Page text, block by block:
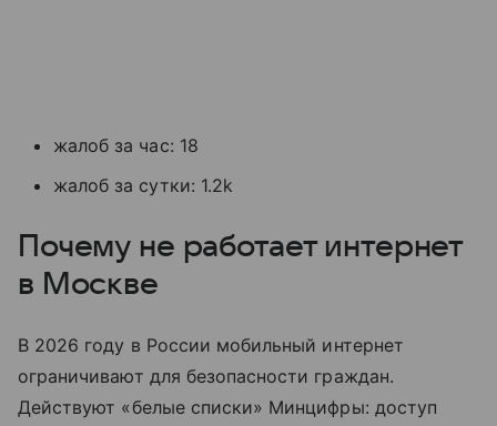
жалоб за час: 18
жалоб за сутки: 1.2k
Почему не работает интернет
в Москве
В 2026 году в России мобильный интернет
ограничивают для безопасности граждан.
Действуют «белые списки» Минцифры: доступ